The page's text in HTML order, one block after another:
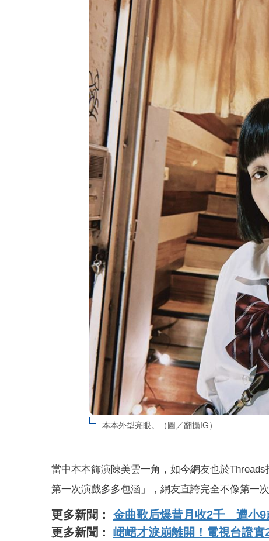
本本外型亮眼。（圖／翻攝IG）
當中本本飾演陳美雲一角，如今網友也於
第一次演戲多多包涵」，網友直誇完全不像第一
更多新聞： 金曲歌后爆昔月收2千 遭小9
更多新聞： 峮峮才淚崩離開！電視台證